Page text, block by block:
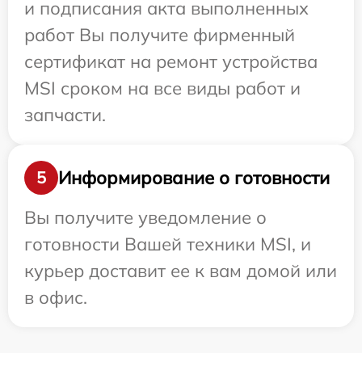
и подписания акта выполненных
работ Вы получите фирменный
сертификат на ремонт устройства
MSI сроком на все виды работ и
запчасти.
5
Информирование о готовности
Вы получите уведомление о
готовности Вашей техники MSI, и
курьер доставит ее к вам домой или
в офис.